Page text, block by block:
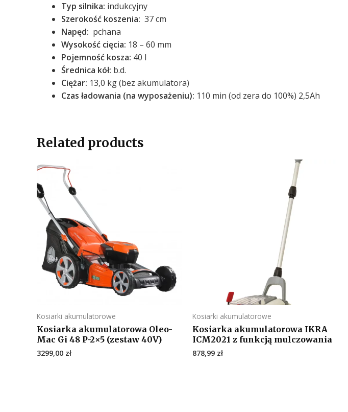
Typ silnika: indukcyjny
Szerokość koszenia: 37 cm
Napęd: pchana
Wysokość cięcia: 18 – 60 mm
Pojemność kosza: 40 l
Średnica kół: b.d.
Ciężar: 13,0 kg (bez akumulatora)
Czas ładowania (na wyposażeniu): 110 min (od zera do 100%) 2,5Ah
Related products
Kosiarki akumulatorowe
Kosiarka akumulatorowa Oleo-
Mac Gi 48 P-2×5 (zestaw 40V)
3299,00 zł
Kosiarki akumulatorowe
Kosiarka akumulatorowa IKRA
ICM2021 z funkcją mulczowania
878,99 zł